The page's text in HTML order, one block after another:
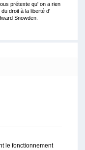
prétexte qu' on a rien
droit à la liberté d'
Snowden.
le fonctionnement